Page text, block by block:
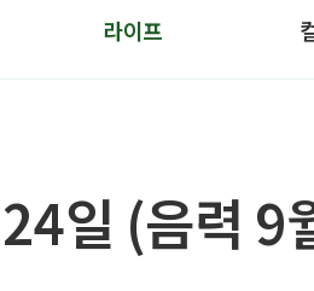
라이프
일 (음력 9